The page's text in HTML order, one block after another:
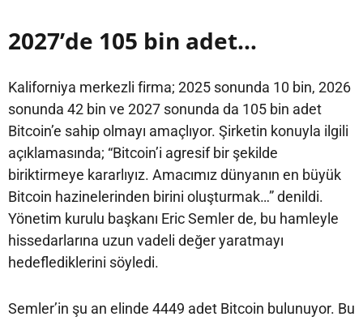
2027’de 105 bin adet…
Kaliforniya merkezli firma; 2025 sonunda 10 bin, 2026
sonunda 42 bin ve 2027 sonunda da 105 bin adet
Bitcoin’e sahip olmayı amaçlıyor. Şirketin konuyla ilgili
açıklamasında; “Bitcoin’i agresif bir şekilde
biriktirmeye kararlıyız. Amacımız dünyanın en büyük
Bitcoin hazinelerinden birini oluşturmak…” denildi.
Yönetim kurulu başkanı Eric Semler de, bu hamleyle
hissedarlarına uzun vadeli değer yaratmayı
hedeflediklerini söyledi.
Semler’in şu an elinde 4449 adet Bitcoin bulunuyor. Bu